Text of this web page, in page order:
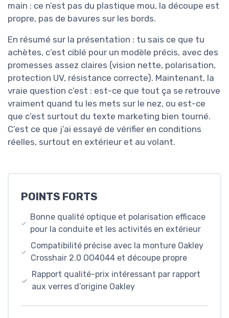
main : ce n’est pas du plastique mou, la découpe est
propre, pas de bavures sur les bords.
En résumé sur la présentation : tu sais ce que tu
achètes, c’est ciblé pour un modèle précis, avec des
promesses assez claires (vision nette, polarisation,
protection UV, résistance correcte). Maintenant, la
vraie question c’est : est-ce que tout ça se retrouve
vraiment quand tu les mets sur le nez, ou est-ce
que c’est surtout du texte marketing bien tourné.
C’est ce que j’ai essayé de vérifier en conditions
réelles, surtout en extérieur et au volant.
POINTS FORTS
Bonne qualité optique et polarisation efficace
pour la conduite et les activités en extérieur
Compatibilité précise avec la monture Oakley
Crosshair 2.0 OO4044 et découpe propre
Rapport qualité-prix intéressant par rapport
aux verres d’origine Oakley